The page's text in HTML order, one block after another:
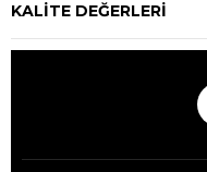
KALİTE DEĞERLERİ